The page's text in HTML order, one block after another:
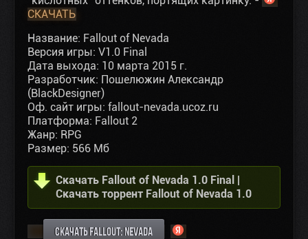
СКАЧАТЬ
Название: Fallout of Nevada
Версия игры: V1.0 Final
Дата выхода: 10 марта 2015 г.
Разработчик: Пошелюжин Александр
(BlackDesigner)
Оф. сайт игры: fallout-nevada.ucoz.ru
Платформа: Fallout 2
Жанр: RPG
Размер: 566 Мб
Скачать Fallout of Nevada 1.0 Final |
Скачать торрент Fallout of Nevada 1.0
СКАЧАТЬ FALLOUT: NEVADA